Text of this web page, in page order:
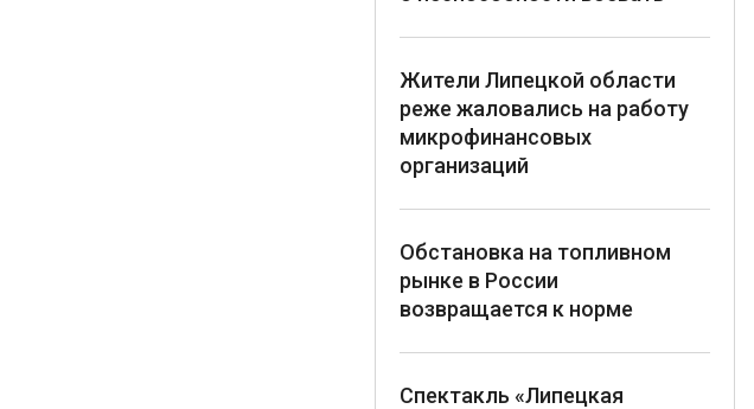
Жители Липецкой области
реже жаловались на работу
микрофинансовых
организаций
Обстановка на топливном
рынке в России
возвращается к норме
Спектакль «Липецкая